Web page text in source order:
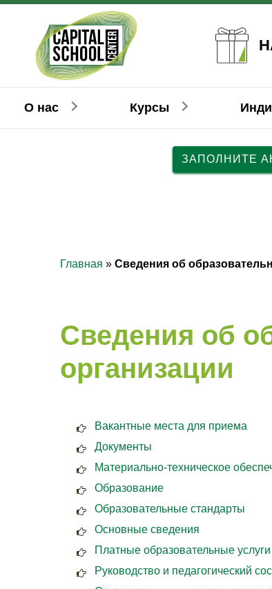
О нас Курсы
Детям
ЗАПОЛНИТЕ
Главная » Сведения об
Сведения об
организации
Вакантные места для приема
Документы
Материально-техническое
Образование
Образовательные стандарты
Основные сведения
Платные образовательные услуги
Руководство и педагогический